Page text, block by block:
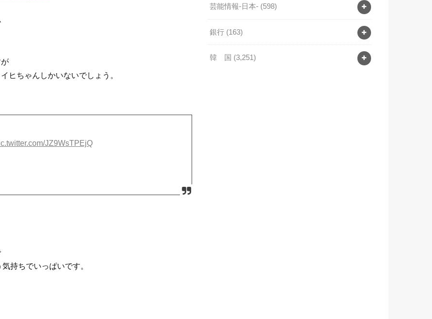
ヒちゃんしかいないでしょう。
JZ9WsTPEjQ
気持ちでいっぱいです。
芸能情報-日本- (598)
銀行 (163)
韓 国 (3,251)